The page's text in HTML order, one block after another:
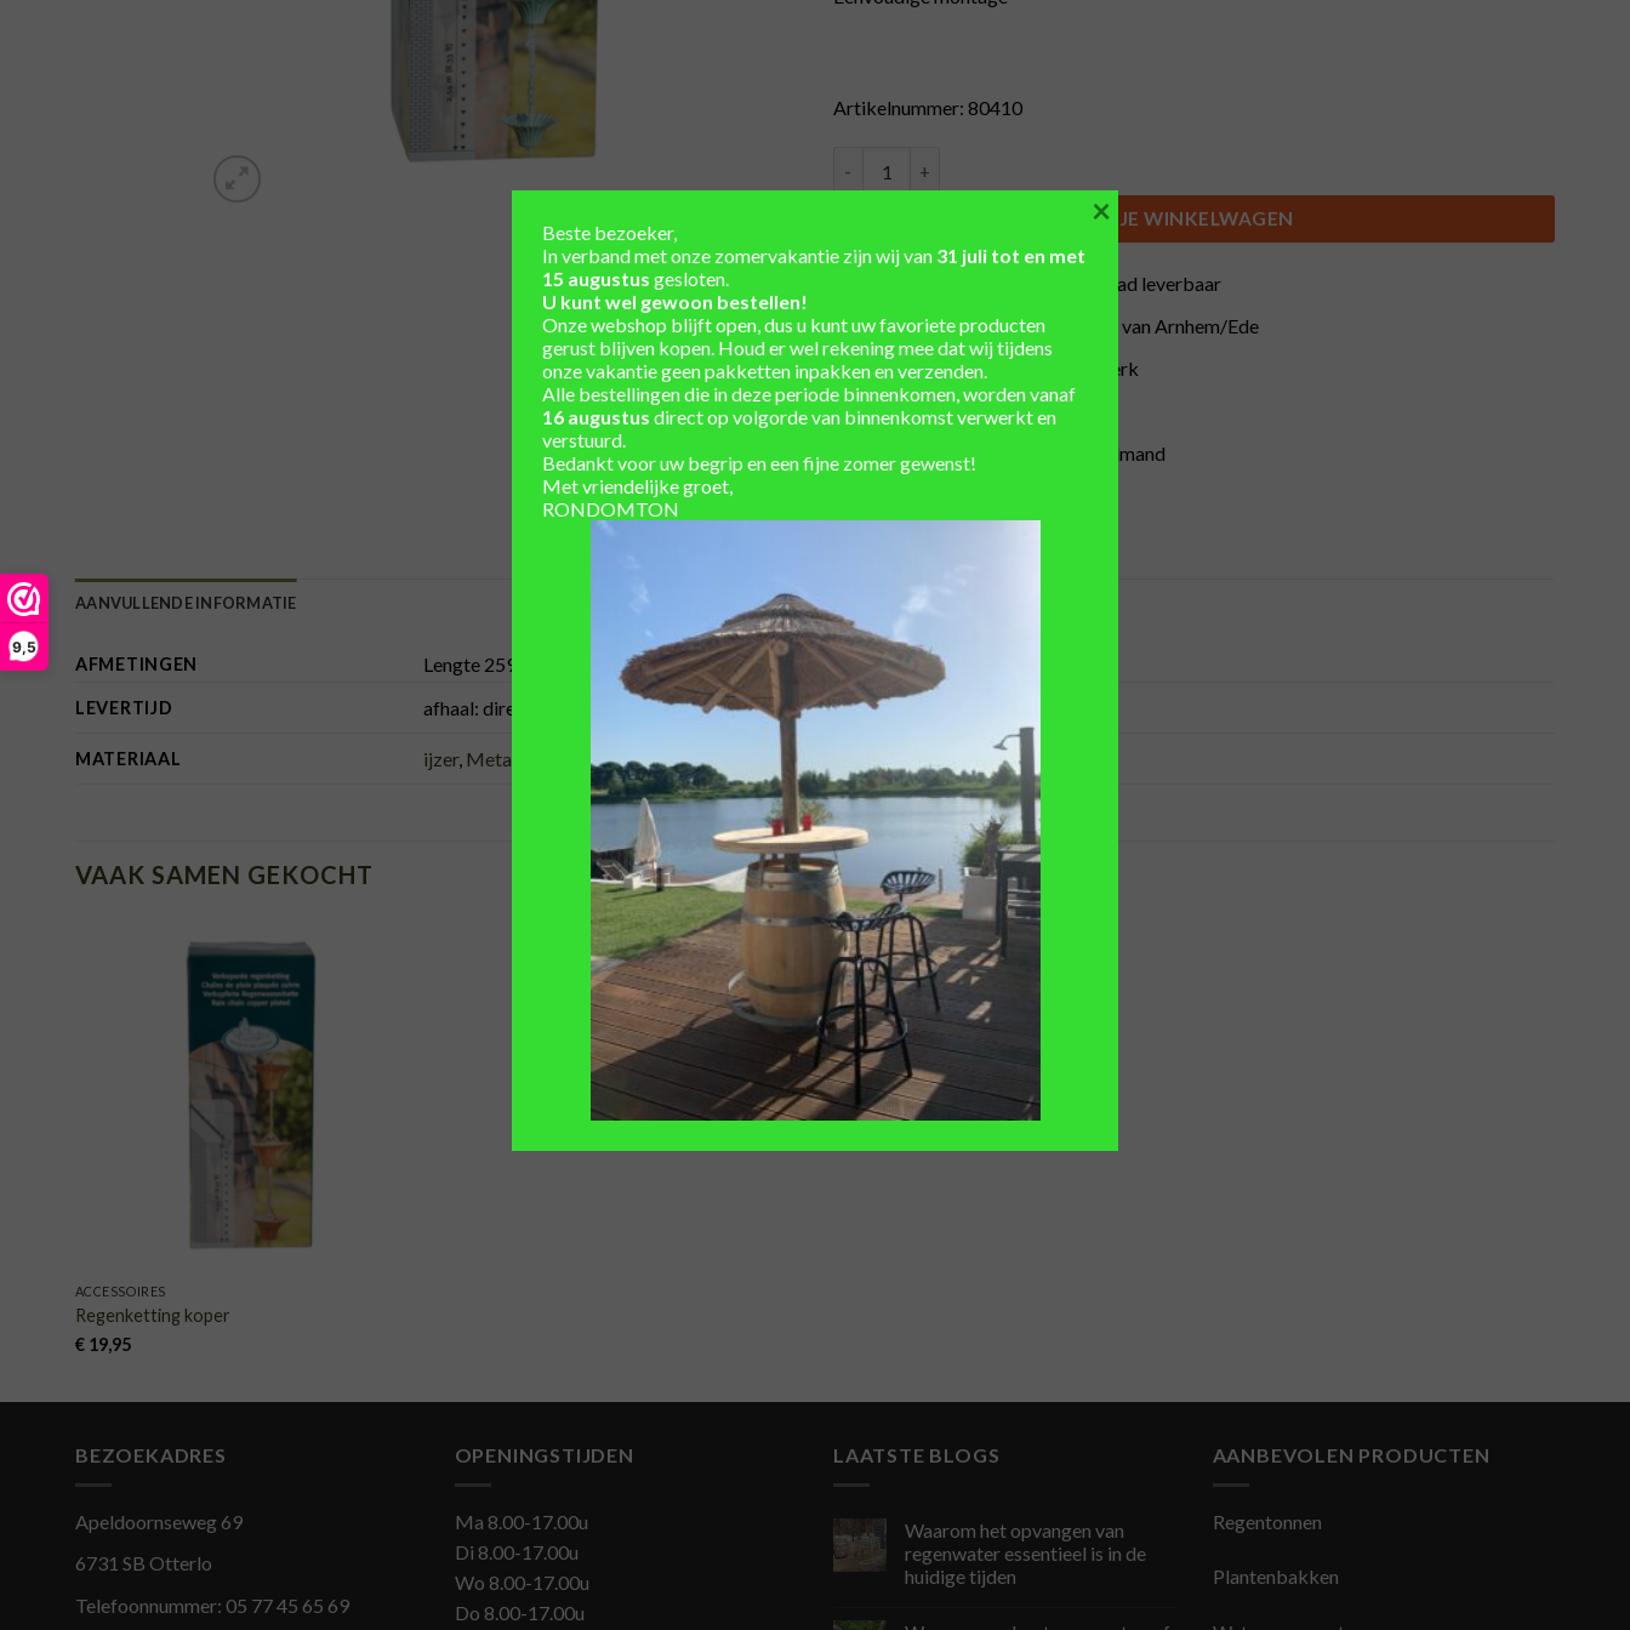
9,5
Artikelnummer: 80410
IN JE WINKELWAGEN
Unieke regentonnen uit voorraad leverbaar
Winkel en showtuin in de buurt van Arnhem/Ede
Eigen werkplaats voor maatwerk
Installatieservice
Verzending berekend in winkelmand
AANVULLENDE INFORMATIE
AFMETINGEN Lengte 259 cm
LEVERTIJD afhaal: direct leverbaar, verzending: 1-3 werkdagen
MATERIAAL ijzer, Metaal
VAAK SAMEN GEKOCHT
TOEVOEGEN
ACCESSOIRES
Regenketting koper
€19,95
BEZOEKADRES
Apeldoornseweg 69
6731 SB Otterlo
Telefoonnummer: 05 77 45 65 69
OPENINGSTIJDEN
Ma 8.00-17.00u
Di 8.00-17.00u
Wo 8.00-17.00u
Do 8.00-17.00u
LAATSTE BLOGS
Waarom het opvangen van
regenwater essentieel is in de
huidige tijden
AANBEVOLEN PRODUCTEN
Regentonnen
Plantenbakken
Beste bezoeker,
In verband met onze zomervakantie zijn wij van 31 juli tot en met
15 augustus gesloten.
U kunt wel gewoon bestellen!
Onze webshop blijft open, dus u kunt uw favoriete producten
gerust blijven kopen. Houd er wel rekening mee dat wij tijdens
onze vakantie geen pakketten inpakken en verzenden.
Alle bestellingen die in deze periode binnenkomen, worden vanaf
16 augustus direct op volgorde van binnenkomst verwerkt en
verstuurd.
Bedankt voor uw begrip en een fijne zomer gewenst!
Met vriendelijke groet,
RONDOMTON
×